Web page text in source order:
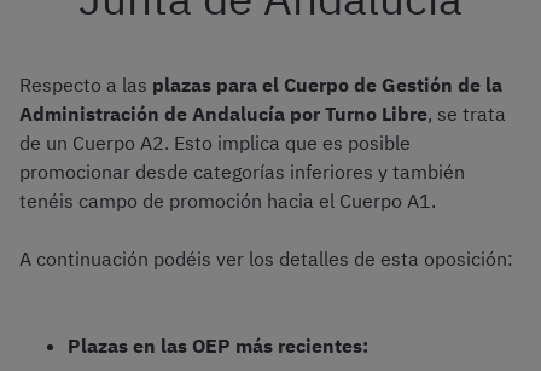
Respecto a las plazas para el Cuerpo de Gestión de la
Administración de Andalucía por Turno Libre, se trata
de un Cuerpo A2. Esto implica que es posible
promocionar desde categorías inferiores y también
tenéis campo de promoción hacia el Cuerpo A1.
A continuación podéis ver los detalles de esta oposición:
Plazas en las OEP más recientes: